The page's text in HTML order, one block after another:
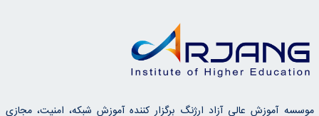
موسسه آموزش عالی آزاد ارژنگ برگزار کننده آموزش شبکه، امنیت، مجازی